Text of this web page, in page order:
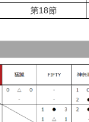
第18節